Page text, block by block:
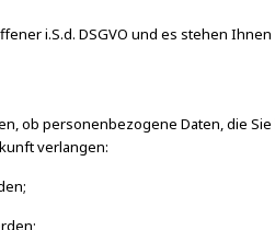
i.S.d. DSGVO und es stehen
ob personenbezogene Daten, die
verlangen: